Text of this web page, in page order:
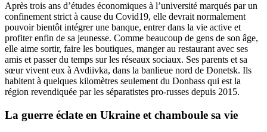
Après trois ans d’études économiques à l’université marqués par un
confinement strict à cause du Covid19, elle devrait normalement
pouvoir bientôt intégrer une banque, entrer dans la vie active et
profiter enfin de sa jeunesse. Comme beaucoup de gens de son âge,
elle aime sortir, faire les boutiques, manger au restaurant avec ses
amis et passer du temps sur les réseaux sociaux. Ses parents et sa
sœur vivent eux à Avdiivka, dans la banlieue nord de Donetsk. Ils
habitent à quelques kilomètres seulement du Donbass qui est la
région revendiquée par les séparatistes pro-russes depuis 2015.
La guerre éclate en Ukraine et chamboule sa vie